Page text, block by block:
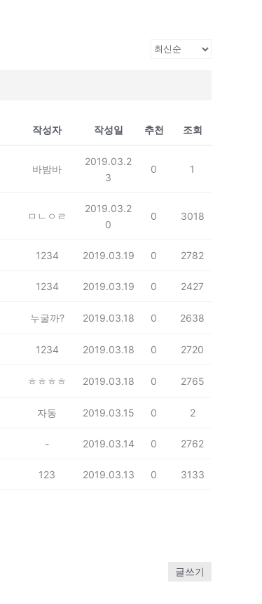
작성자 작성일 추천 조회
바밤바
2019.03.2
3
0 1
ㅁㄴㅇㄹ
2019.03.2
0
0 3018
1234 2019.03.19 0 2782
1234 2019.03.19 0 2427
누굴까? 2019.03.18 0 2638
1234 2019.03.18 0 2720
ㅎㅎㅎㅎ 2019.03.18 0 2765
자동 2019.03.15 0 2
- 2019.03.14 0 2762
123 2019.03.13 0 3133
글쓰기